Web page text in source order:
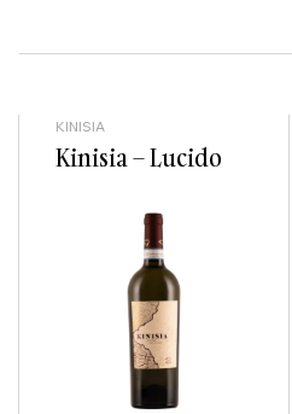
KINISIA
Kinisia – Lucido